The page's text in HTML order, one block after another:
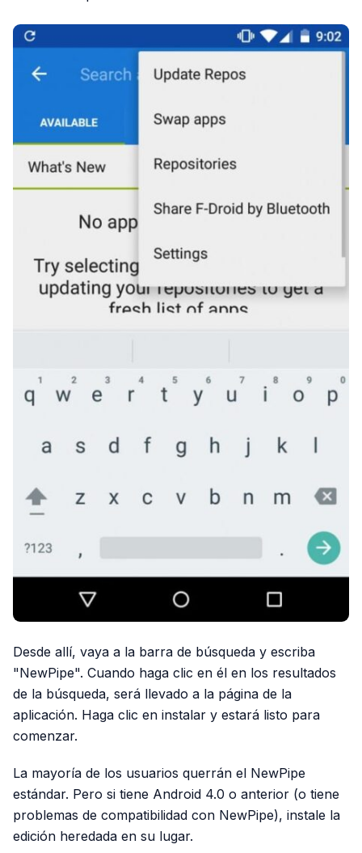
Desde allí, vaya a la barra de búsqueda y escriba
"NewPipe". Cuando haga clic en él en los resultados
de la búsqueda, será llevado a la página de la
aplicación. Haga clic en instalar y estará listo para
comenzar.
La mayoría de los usuarios querrán el NewPipe
estándar. Pero si tiene Android 4.0 o anterior (o tiene
problemas de compatibilidad con NewPipe), instale la
edición heredada en su lugar.